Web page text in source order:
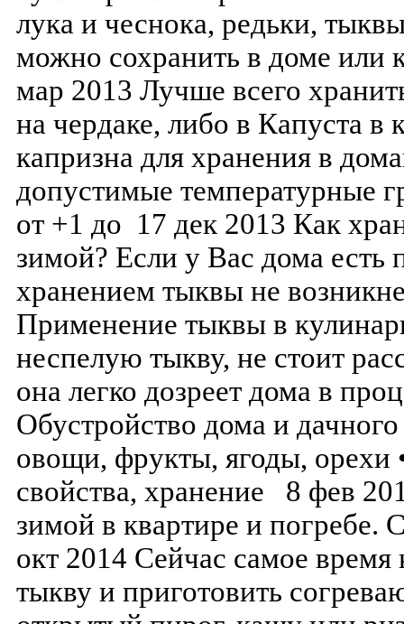
лука и чеснока, редьки,
можно сохранить в доме или
мар 2013 Лучше всего
на чердаке, либо в Капуста в
капризна для хранения в
допустимые температурные
от +1 до 17 дек 2013 Как
зимой? Если у Вас дома есть
хранением тыквы не
Применение тыквы в
неспелую тыкву, не стоит
она легко дозреет дома в
Обустройство дома и
овощи, фрукты, ягоды, орехи
свойства, хранение 8 фев
зимой в квартире и
окт 2014 Сейчас самое
тыкву и приготовить